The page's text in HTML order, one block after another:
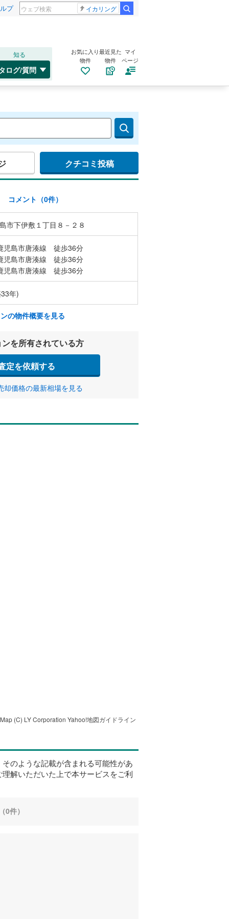
プ イカリング
知る
ログ/質問
お気に入り
物件
最近見た
物件
マイ
ページ
クチコミ投稿
コメント（0件）
市下伊敷１丁目８－２８
児島市唐湊線 徒歩36分
児島市唐湊線 徒歩36分
児島市唐湊線 徒歩36分
年)
の物件概要を見る
を所有されている方
定を依頼する
却価格の最新相場を見る
(C) LY Corporation Yahoo!地図ガイドライン
のような記載が含まれる可能性があ
解いただいた上で本サービスをご利
0件）